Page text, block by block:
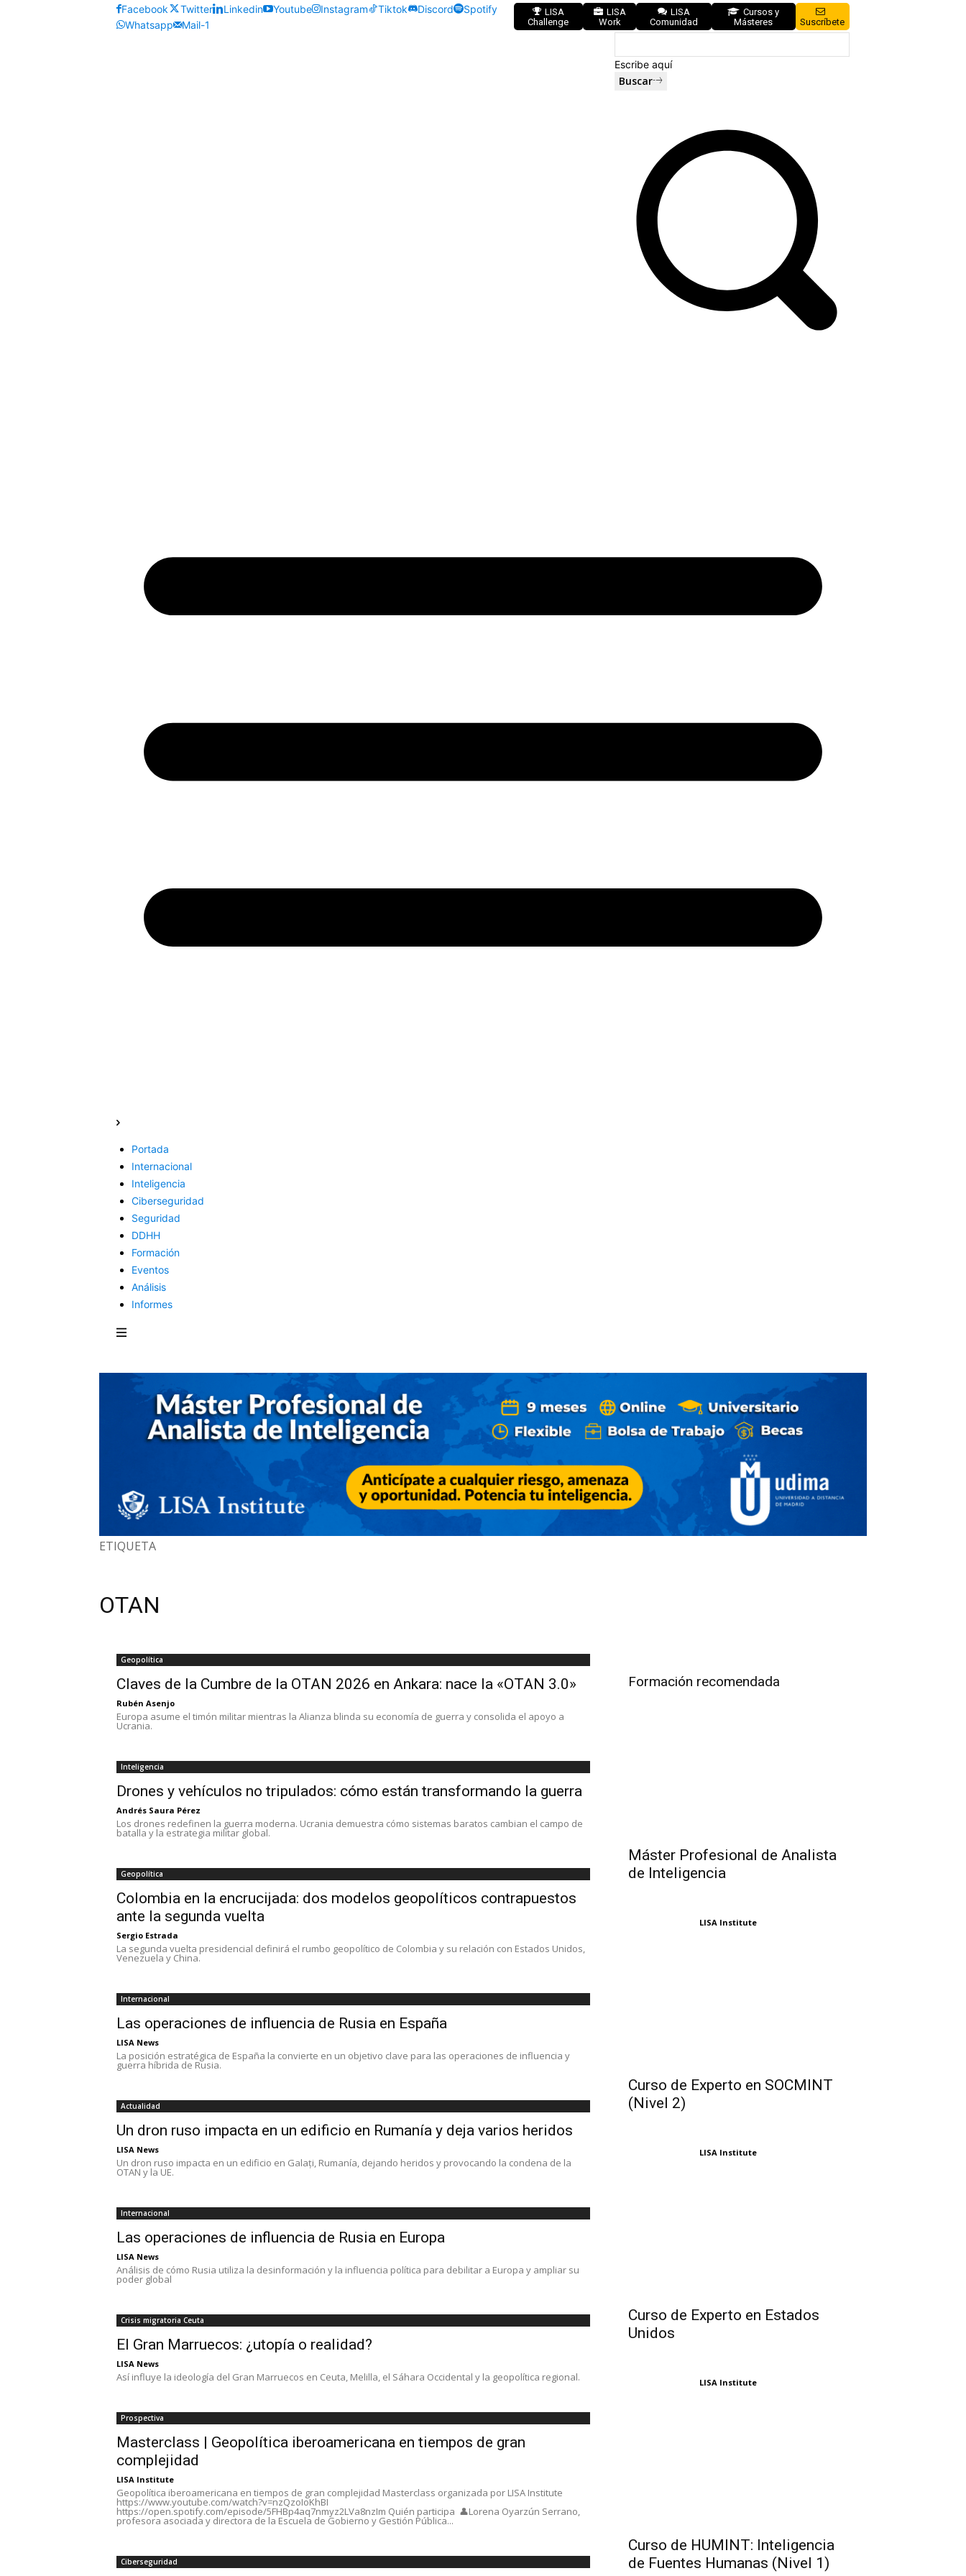
Suscríbete
Cursos y
Másteres
LISA
Comunidad
LISA
Work
LISA
Challenge
Facebook Twitter Linkedin Youtube Instagram Tiktok Discord
Spotify
Whatsapp
Mail-1
Escribe aquí
Buscar
Portada
Internacional
Inteligencia
Ciberseguridad
Seguridad
DDHH
Formación
Eventos
Análisis
Informes
ETIQUETA
OTAN
Geopolítica
Claves de la Cumbre de la OTAN 2026 en Ankara: nace la «OTAN 3.0»
Rubén Asenjo
Europa asume el timón militar mientras la Alianza blinda su economía de guerra y consolida el apoyo a
Ucrania.
Inteligencia
Drones y vehículos no tripulados: cómo están transformando la guerra
Andrés Saura Pérez
Los drones redefinen la guerra moderna. Ucrania demuestra cómo sistemas baratos cambian el campo de
batalla y la estrategia militar global.
Geopolítica
Colombia en la encrucijada: dos modelos geopolíticos contrapuestos
ante la segunda vuelta
Sergio Estrada
La segunda vuelta presidencial definirá el rumbo geopolítico de Colombia y su relación con Estados Unidos,
Venezuela y China.
Internacional
Las operaciones de influencia de Rusia en España
LISA News
La posición estratégica de España la convierte en un objetivo clave para las operaciones de influencia y
guerra híbrida de Rusia.
Actualidad
Un dron ruso impacta en un edificio en Rumanía y deja varios heridos
LISA News
Un dron ruso impacta en un edificio en Galați, Rumanía, dejando heridos y provocando la condena de la
OTAN y la UE.
Internacional
Las operaciones de influencia de Rusia en Europa
LISA News
Análisis de cómo Rusia utiliza la desinformación y la influencia política para debilitar a Europa y ampliar su
poder global
Crisis migratoria Ceuta
El Gran Marruecos: ¿utopía o realidad?
LISA News
Así influye la ideología del Gran Marruecos en Ceuta, Melilla, el Sáhara Occidental y la geopolítica regional.
Prospectiva
Masterclass | Geopolítica iberoamericana en tiempos de gran
complejidad
LISA Institute
Geopolítica iberoamericana en tiempos de gran complejidad Masterclass organizada por LISA Institute
https://www.youtube.com/watch?v=nzQzoIoKhBI
https://open.spotify.com/episode/5FHBp4aq7nmyz2LVa8nzIm Quién participa 👤Lorena Oyarzún Serrano,
profesora asociada y directora de la Escuela de Gobierno y Gestión Pública...
Ciberseguridad
Formación recomendada
Máster Profesional de Analista
de Inteligencia
LISA Institute
Curso de Experto en SOCMINT
(Nivel 2)
LISA Institute
Curso de Experto en Estados
Unidos
LISA Institute
Curso de HUMINT: Inteligencia
de Fuentes Humanas (Nivel 1)